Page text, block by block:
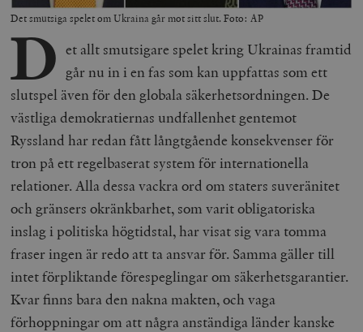
Det smutsiga spelet om Ukraina går mot sitt slut. Foto: AP
D et allt smutsigare spelet kring Ukrainas framtid
går nu in i en fas som kan uppfattas som ett
slutspel även för den globala säkerhetsordningen. De
västliga demokratiernas undfallenhet gentemot
Ryssland har redan fått långtgående konsekvenser för
tron på ett regelbaserat system för internationella
relationer. Alla dessa vackra ord om staters suveränitet
och gränsers okränkbarhet, som varit obligatoriska
inslag i politiska högtidstal, har visat sig vara tomma
fraser ingen är redo att ta ansvar för. Samma gäller till
intet förpliktande förespeglingar om säkerhetsgarantier.
Kvar finns bara den nakna makten, och vaga
förhoppningar om att några anständiga länder kanske